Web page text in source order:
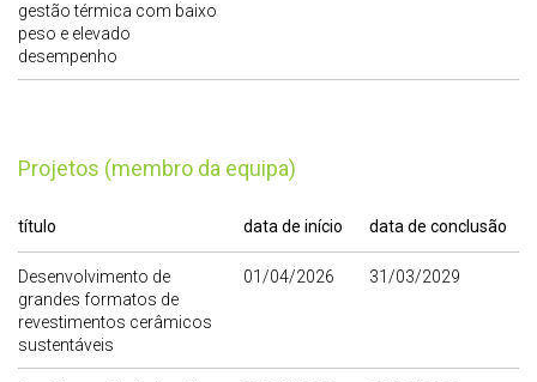
gestão térmica com baixo
peso e elevado
desempenho
Projetos (membro da equipa)
título data de início data de conclusão
Desenvolvimento de
grandes formatos de
revestimentos cerâmicos
sustentáveis
01/04/2026 31/03/2029